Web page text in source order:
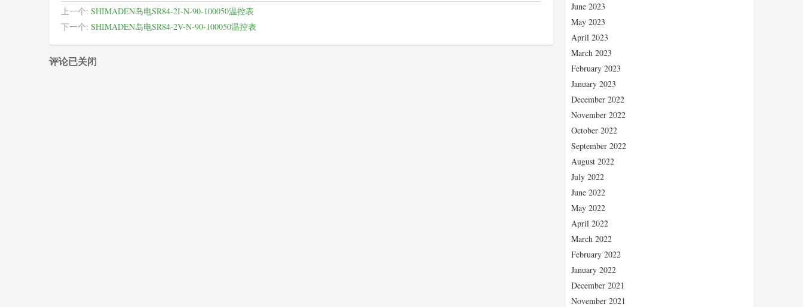
上一个: SHIMADEN岛电SR84-2I-N-90-100050温控表
下一个: SHIMADEN岛电SR84-2V-N-90-100050温控表
评论已关闭
June 2023
May 2023
April 2023
March 2023
February 2023
January 2023
December 2022
November 2022
October 2022
September 2022
August 2022
July 2022
June 2022
May 2022
April 2022
March 2022
February 2022
January 2022
December 2021
November 2021